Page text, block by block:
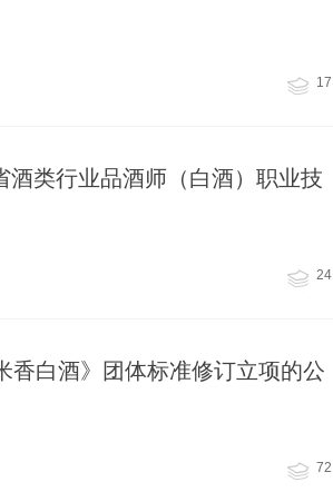
17
酒类行业品酒师（白酒）职业技
24
香白酒》团体标准修订立项的公
72